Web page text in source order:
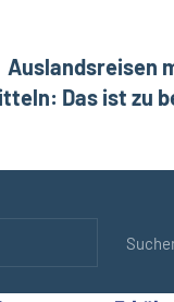
Auslandsreisen
Das ist zu